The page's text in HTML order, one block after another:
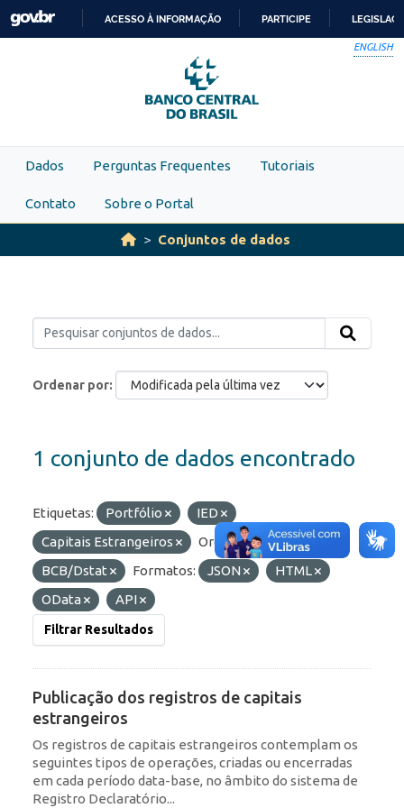
Skip to main content
PARA
O
CONTEÚDO
ACESSO À INFORMAÇÃO PARTICIPE
ENGLISH
Dados Perguntas Frequentes Tutoriais
Contato Sobre o Portal
Conjuntos de dados
Ordenar por
1 conjunto de dados encontrado
Etiquetas: Portfólio
IED
Capitais Estrangeiros
Organizações:
BCB/Dstat
Formatos: JSON
HTML
OData
API
Filtrar Resultados
Publicação dos registros de capitais
estrangeiros
Os registros de capitais estrangeiros contemplam os
seguintes tipos de operações, criadas ou encerradas
em cada período data-base, no âmbito do sistema de
Registro Declaratório...